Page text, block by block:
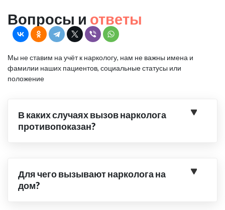
Вопросы и ответы
Мы не ставим на учёт к наркологу, нам не важны имена и
фамилии наших пациентов, социальные статусы или
положение
В каких случаях вызов нарколога
противопоказан?
Для чего вызывают нарколога на
дом?